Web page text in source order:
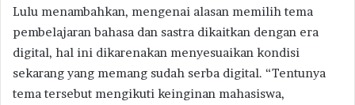
Lulu menambahkan, mengenai alasan memilih tema
pembelajaran bahasa dan sastra dikaitkan dengan era
digital, hal ini dikarenakan menyesuaikan kondisi
sekarang yang memang sudah serba digital. “Tentunya
tema tersebut mengikuti keinginan mahasiswa,